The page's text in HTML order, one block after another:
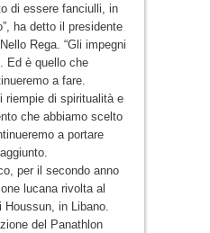
di essere fanciulli, in
ha detto il presidente
Rega. “Gli impegni
Ed è quello che
a fare.
riempie di spiritualità e
che abbiamo scelto
a portare
per il secondo anno
lucana rivolta al
in Libano.
del Panathlon